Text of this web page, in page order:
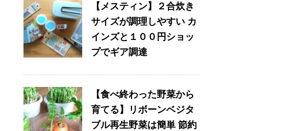
【メスティン】２合炊き
サイズが調理しやすい カ
インズと１００円ショッ
プでギア調達
【食べ終わった野菜から
育てる】リボーンベジタ
ブル再生野菜は簡単 節約